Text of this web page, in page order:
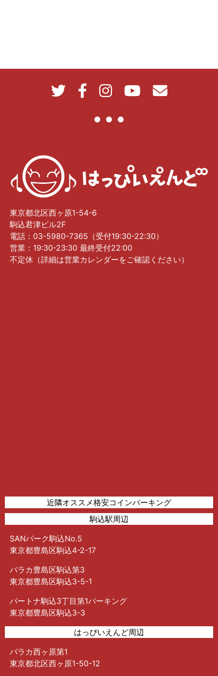
東京都北区西ヶ原1-54-6
駒込君津ビル2F
電話：03-5980-7365（受付19:30-22:30）
営業：19:30-23:30 最終受付22:00
不定休（詳細は営業カレンダーをご確認ください）
近隣オススメ格安コインパーキング
駒込駅周辺
SANパーク駒込No.5
東京都豊島区駒込4-2-17
パラカ豊島区駒込第3
東京都豊島区駒込3-5-1
パートナ駒込3丁目第1パーキング
東京都豊島区駒込3-3
はっぴいえんど周辺
パラカ西ヶ原第1
東京都北区西ヶ原1-50-12